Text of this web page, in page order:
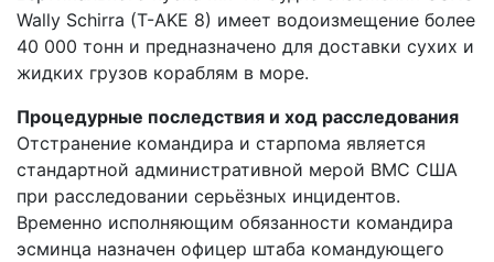
Wally Schirra (T-AKE 8) имеет водоизмещение более
40 000 тонн и предназначено для доставки сухих и
жидких грузов кораблям в море.
Процедурные последствия и ход расследования
Отстранение командира и старпома является
стандартной административной мерой ВМС США
при расследовании серьёзных инцидентов.
Временно исполняющим обязанности командира
эсминца назначен офицер штаба командующего